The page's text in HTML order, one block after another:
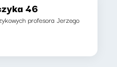
46
profesora Jerzego